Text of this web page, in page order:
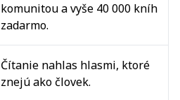
komunitou a vyše 40 000 kníh
zadarmo.
Čítanie nahlas hlasmi, ktoré
znejú ako človek.